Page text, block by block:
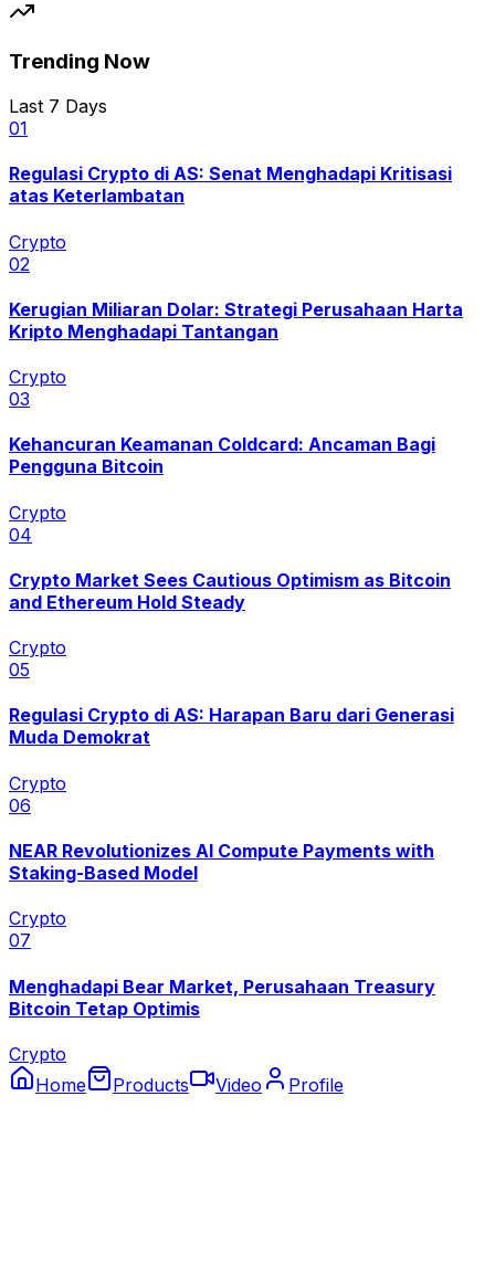
Trending Now
Last 7 Days
01
Regulasi Crypto di AS: Senat Menghadapi Kritisasi
atas Keterlambatan
Crypto
02
Kerugian Miliaran Dolar: Strategi Perusahaan Harta
Kripto Menghadapi Tantangan
Crypto
03
Kehancuran Keamanan Coldcard: Ancaman Bagi
Pengguna Bitcoin
Crypto
04
Crypto Market Sees Cautious Optimism as Bitcoin
and Ethereum Hold Steady
Crypto
05
Regulasi Crypto di AS: Harapan Baru dari Generasi
Muda Demokrat
Crypto
06
NEAR Revolutionizes AI Compute Payments with
Staking-Based Model
Crypto
07
Menghadapi Bear Market, Perusahaan Treasury
Bitcoin Tetap Optimis
Crypto
Home
Products Video Profile